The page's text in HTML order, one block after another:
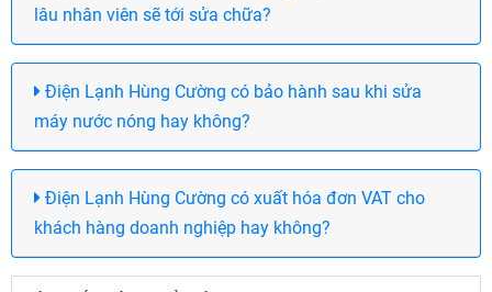
lâu nhân viên sẽ tới sửa chữa?
Điện Lạnh Hùng Cường có bảo hành sau khi sửa
máy nước nóng hay không?
Điện Lạnh Hùng Cường có xuất hóa đơn VAT cho
khách hàng doanh nghiệp hay không?